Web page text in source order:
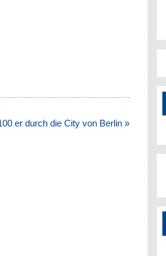
er durch die City von Berlin »